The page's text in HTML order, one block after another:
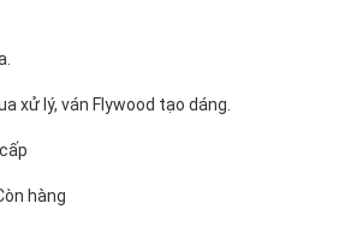
xử lý, ván Flywood tạo dáng.
hàng